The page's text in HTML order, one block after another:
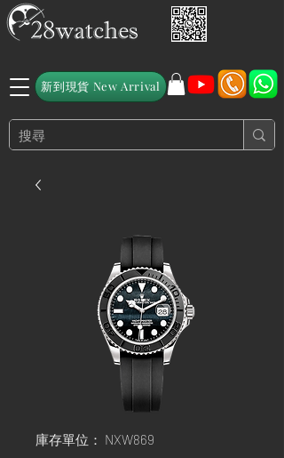
新到現貨 New Arrival
庫存單位： NXW869